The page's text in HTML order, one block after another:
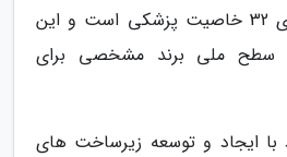
رساند، گفت: انجیر دارای 32 خاصیت پزشکی است و این
سطح ملی برند مشخصی برای
با ایجاد و توسعه زیرساخت های